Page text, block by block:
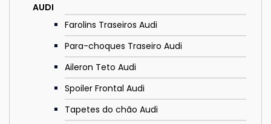
AUDI
Farolins Traseiros Audi
Para-choques Traseiro Audi
Aileron Teto Audi
Spoiler Frontal Audi
Tapetes do chão Audi